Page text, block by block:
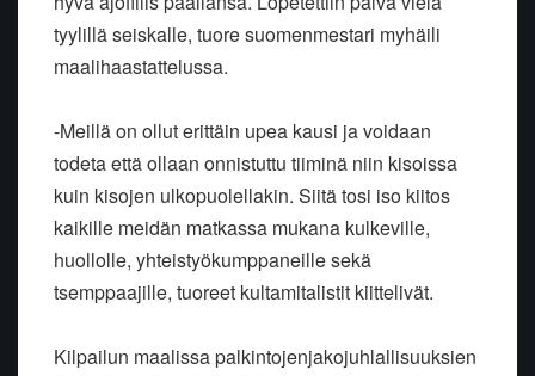
tyylillä seiskalle, tuore suomenmestari myhäili
maalihaastattelussa.
-Meillä on ollut erittäin upea kausi ja voidaan
todeta että ollaan onnistuttu tiiminä niin kisoissa
kuin kisojen ulkopuolellakin. Siitä tosi iso kiitos
kaikille meidän matkassa mukana kulkeville,
huollolle, yhteistyökumppaneille sekä
tsemppaajille, tuoreet kultamitalistit kiittelivät.
Kilpailun maalissa palkintojenjakojuhlallisuuksien